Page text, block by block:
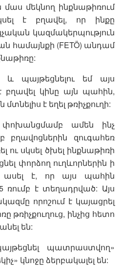
մեկնող ինքնաթիռում
է բղավել, որ ինքը
կազմակերպություն
համայնքի (FETÖ) անդամ
և պայթեցնելու եմ այս
բղավել կինը այն պահին,
է եղել թռիչքուղի:
ամեն ինչ
բղավոցներին զուգահեռ
սկսել ծխել ինքնաթիռի
փորձող ուղևորներին ի
է, որ այս պահին
ռումբ է տեղադրված: Այս
որոշում է կայացրել
թռիչքուղուց, ինչից հետո
են:
պատրաստվող»
կնոջը ձերբակալել են: